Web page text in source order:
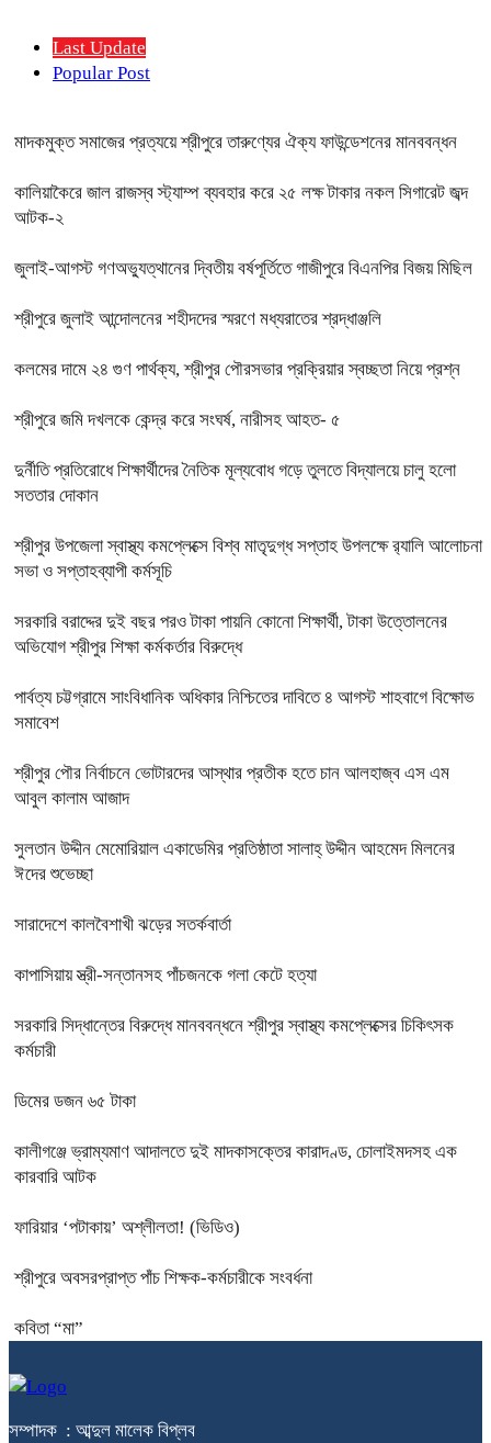
Last Update
Popular Post
মাদকমুক্ত সমাজের প্রত্যয়ে শ্রীপুরে তারুণ্যের ঐক্য ফাউন্ডেশনের মানববন্ধন
কালিয়াকৈরে জাল রাজস্ব স্ট্যাম্প ব্যবহার করে ২৫ লক্ষ টাকার নকল সিগারেট জব্দ
আটক-২
জুলাই-আগস্ট গণঅভ্যুত্থানের দ্বিতীয় বর্ষপূর্তিতে গাজীপুরে বিএনপির বিজয় মিছিল
শ্রীপুরে জুলাই আন্দোলনের শহীদদের স্মরণে মধ্যরাতের শ্রদ্ধাঞ্জলি
কলমের দামে ২৪ গুণ পার্থক্য, শ্রীপুর পৌরসভার প্রক্রিয়ার স্বচ্ছতা নিয়ে প্রশ্ন
শ্রীপুরে জমি দখলকে কেন্দ্র করে সংঘর্ষ, নারীসহ আহত- ৫
দুর্নীতি প্রতিরোধে শিক্ষার্থীদের নৈতিক মূল্যবোধ গড়ে তুলতে বিদ্যালয়ে চালু হলো
সততার দোকান
শ্রীপুর উপজেলা স্বাস্থ্য কমপ্লেক্সে বিশ্ব মাতৃদুগ্ধ সপ্তাহ উপলক্ষে র‍্যালি আলোচনা
সভা ও সপ্তাহব্যাপী কর্মসূচি
সরকারি বরাদ্দের দুই বছর পরও টাকা পায়নি কোনো শিক্ষার্থী, টাকা উত্তোলনের
অভিযোগ শ্রীপুর শিক্ষা কর্মকর্তার বিরুদ্ধে
পার্বত্য চট্টগ্রামে সাংবিধানিক অধিকার নিশ্চিতের দাবিতে ৪ আগস্ট শাহবাগে বিক্ষোভ
সমাবেশ
শ্রীপুর পৌর নির্বাচনে ভোটারদের আস্থার প্রতীক হতে চান আলহাজ্ব এস এম
আবুল কালাম আজাদ
সুলতান উদ্দীন মেমোরিয়াল একাডেমির প্রতিষ্ঠাতা সালাহ্ উদ্দীন আহমেদ মিলনের
ঈদের শুভেচ্ছা
সারাদেশে কালবৈশাখী ঝড়ের সতর্কবার্তা
কাপাসিয়ায় স্ত্রী-সন্তানসহ পাঁচজনকে গলা কেটে হত্যা
সরকারি সিদ্ধান্তের বিরুদ্ধে মানববন্ধনে শ্রীপুর স্বাস্থ্য কমপ্লেক্সের চিকিৎসক
কর্মচারী
ডিমের ডজন ৬৫ টাকা
কালীগঞ্জে ভ্রাম্যমাণ আদালতে দুই মাদকাসক্তের কারাদণ্ড, চোলাইমদসহ এক
কারবারি আটক
ফারিয়ার ‘পটাকায়’ অশ্লীলতা! (ভিডিও)
শ্রীপুরে অবসরপ্রাপ্ত পাঁচ শিক্ষক-কর্মচারীকে সংবর্ধনা
কবিতা “মা”
সম্পাদক : আব্দুল মালেক বিপ্লব